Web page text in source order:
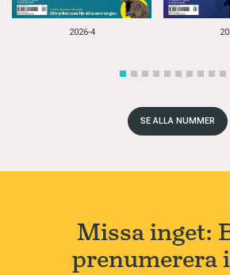
2026-4
SE ALLA NUMMER
Missa inget:
prenumerera